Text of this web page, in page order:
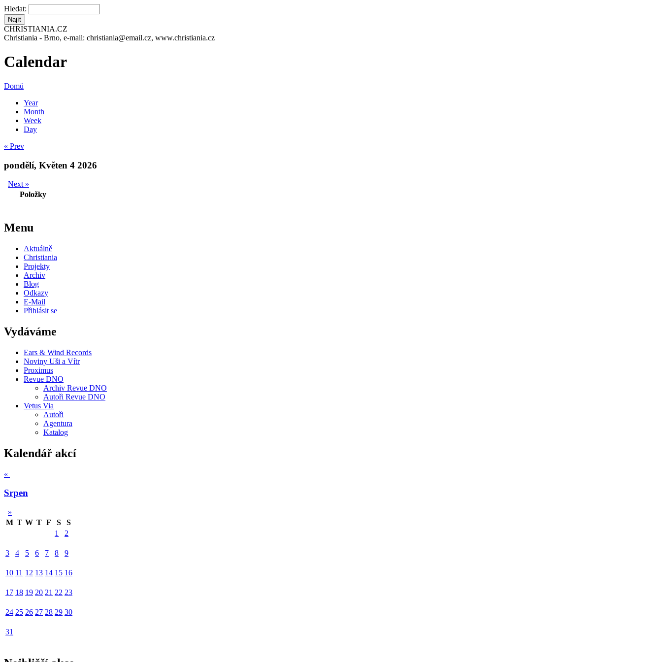
Hledat:
CHRISTIANIA.CZ
Christiania - Brno, e-mail: christiania@email.cz, www.christiania.cz
Calendar
Domů
Year
Month
Week
Day
« Prev
pondělí, Květen 4 2026
Next »
Položky
Menu
Aktuálně
Christiania
Projekty
Archiv
Blog
Odkazy
E-Mail
Přihlásit se
Vydáváme
Ears & Wind Records
Noviny Uši a Vítr
Proximus
Revue DNO
Archiv Revue DNO
Autoři Revue DNO
Vetus Via
Autoři
Agentura
Katalog
Kalendář akcí
«
Srpen
»
M T W T F S
S
1
2
3 4 5 6 7 8 9
10 11 12 13 14 15 16
17 18 19 20 21 22 23
24 25 26 27 28 29 30
31